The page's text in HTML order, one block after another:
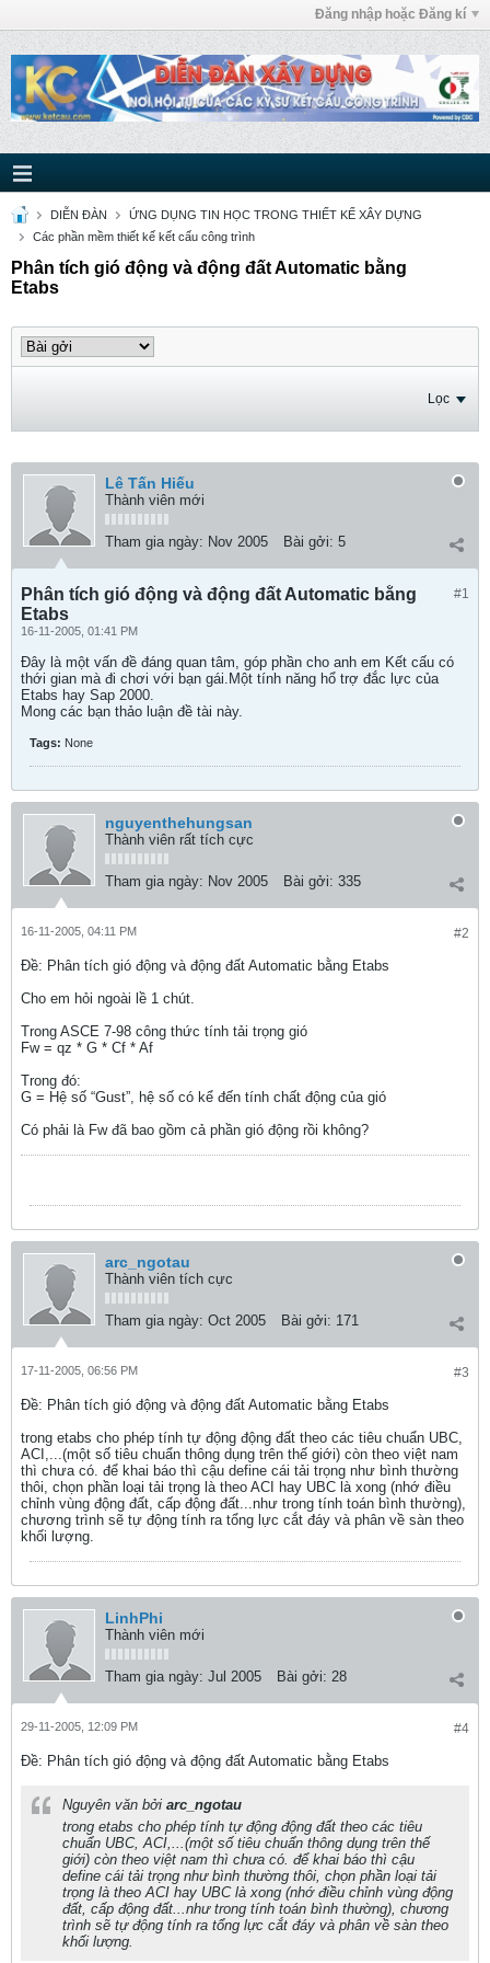
Đăng nhập hoặc Đăng kí
DIỄN ĐÀN
ỨNG DỤNG TIN HỌC TRONG THIẾT KẾ XÂY DỰNG
Các phần mềm thiết kế kết cấu công trình
Phân tích gió động và động đất Automatic bằng
Etabs
Lọc
Lê Tấn Hiếu
Thành viên mới
Tham gia ngày: Nov 2005 Bài gởi: 5
#1
Phân tích gió động và động đất Automatic bằng
Etabs
16-11-2005, 01:41 PM
Đây là một vấn đề đáng quan tâm, góp phần cho anh em Kết cấu có
thới gian mà đi chơi với bạn gái.Một tính năng hổ trợ đắc lực của
Etabs hay Sap 2000.
Mong các bạn thảo luận đề tài này.
Tags: None
nguyenthehungsan
Thành viên rất tích cực
Tham gia ngày: Nov 2005 Bài gởi: 335
#2
16-11-2005, 04:11 PM
Ðề: Phân tích gió động và động đất Automatic bằng Etabs
Cho em hỏi ngoài lề 1 chút.
Trong ASCE 7-98 công thức tính tải trọng gió
Fw = qz * G * Cf * Af
Trong đó:
G = Hệ số “Gust”, hệ số có kể đến tính chất động của gió
Có phải là Fw đã bao gồm cả phần gió động rồi không?
arc_ngotau
Thành viên tích cực
Tham gia ngày: Oct 2005 Bài gởi: 171
#3
17-11-2005, 06:56 PM
Ðề: Phân tích gió động và động đất Automatic bằng Etabs
trong etabs cho phép tính tự động động đất theo các tiêu chuẩn UBC,
ACI,...(một số tiêu chuẩn thông dụng trên thế giới) còn theo việt nam
thì chưa có. để khai báo thì cậu define cái tải trọng như bình thường
thôi, chọn phần loại tải trọng là theo ACI hay UBC là xong (nhớ điều
chỉnh vùng động đất, cấp động đất...như trong tính toán bình thường),
chương trình sẽ tự động tính ra tổng lực cắt đáy và phân về sàn theo
khối lượng.
LinhPhi
Thành viên mới
Tham gia ngày: Jul 2005 Bài gởi: 28
#4
29-11-2005, 12:09 PM
Ðề: Phân tích gió động và động đất Automatic bằng Etabs
Nguyên văn bởi arc_ngotau
trong etabs cho phép tính tự động động đất theo các tiêu
chuẩn UBC, ACI,...(một số tiêu chuẩn thông dụng trên thế
giới) còn theo việt nam thì chưa có. để khai báo thì cậu
define cái tải trọng như bình thường thôi, chọn phần loại tải
trọng là theo ACI hay UBC là xong (nhớ điều chỉnh vùng động
đất, cấp động đất...như trong tính toán bình thường), chương
trình sẽ tự động tính ra tổng lực cắt đáy và phân về sàn theo
khối lượng.